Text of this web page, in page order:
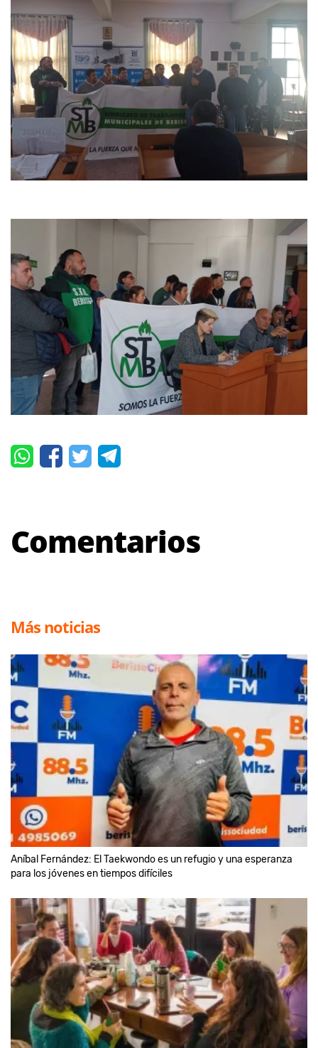
Comentarios
Más noticias
Aníbal Fernández: El Taekwondo es un refugio y una esperanza
para los jóvenes en tiempos difíciles